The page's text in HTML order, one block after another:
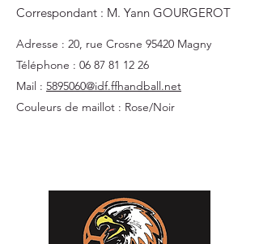
Correspondant : M. Yann GOURGEROT
Adresse : 20, rue Crosne 95420 Magny
Téléphone : 06 87 81 12 26
Mail : 5895060@idf.ffhandball.net
Couleurs de maillot : Rose/Noir